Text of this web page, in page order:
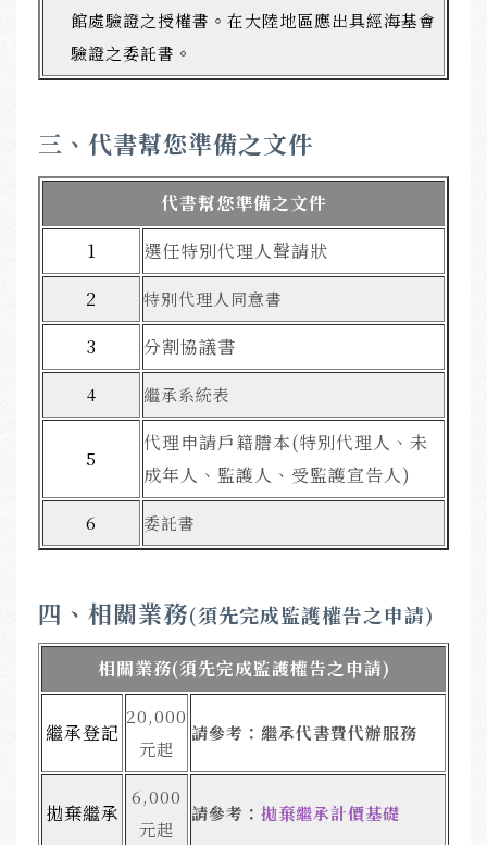
館處驗證之授權書。在大陸地區應出具經海基會
驗證之委託書。
三、 代書幫您準備之文件
代書幫您準備之文件
1
選任特別代理人聲請狀
2
特別代理人同意書
3 分割協議書
4 繼承系統表
5
代理申請戶籍謄本(特別代理人、未
成年人 、 監護人 、受監護宣告人)
6 委託書
四、 相關業務(須先完成監護權告之申請)
相關業務(須先完成監護權告之申請)
繼承登記
20,000
元起
請參考： 繼承代書費代辦服務
拋棄繼承
6,000
元起
請參考： 拋棄繼承計價基礎